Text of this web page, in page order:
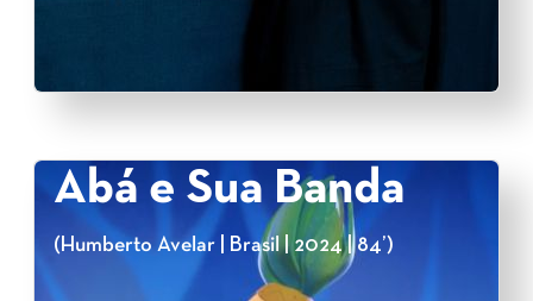
Abá e Sua Banda
(Humberto Avelar | Brasil | 2024 | 84’)